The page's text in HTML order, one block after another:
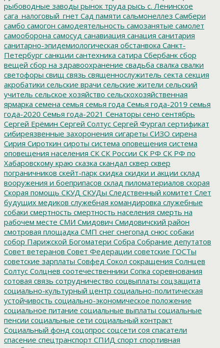
рыбоводные заводы рынок труда рысь с. Ленинское
сага_налоговый_гнет Сад памяти сальмонеллез Самбери
самбо самогон самодеятельность самозанятые самолет
самооборона самосуд санавиация санация санитария
санитарно-эпидемиологическая обстанвока Санкт-
Петербург санкции сантехника сатира Сбербанк сбор
вещей сбор на здравоохранение свадьба свалка свалки
светофоры свищ связь священнослужитель секта секция
акробатики сельские врачи сельские жители сельский
учитель сельское хозяйство сельскохозяйственная
ярмарка семена семья семья года Семья года-2019 семья
года-2020 Семья года-2021 Сенаторы сено сентябрь
Сергей Ерёмин Сергей Солтус Сергей Фургал сертификат
сибиреязвенные захоронения сигареты СИЗО сирена
Сирия Сироткин сироты система оповещения система
оповещения населения СК СК России СК РФ СК РФ по
Хабаровскому краю сказка скандал сквер сквер
пограничников скейт-парк скидка скидки и акции склад
вооружения и боеприпасов склад пиломатериалов скорая
Скорая помощь СКУД СКУДы Следственный комитет Слет
будущих медиков служебная командировка служебные
собаки смертность смертность населения смерть на
рабочем месте СМИ Смидович Смидовичский район
смотровая площадка СМП снег снегопад снюс собаки
собор Парижской Богоматери Собра Собрание депутатов
Совет ветеранов Совет Федерации советские ГОСТы
советские зарплаты Совфед Сокол сокращения Солнцев
Солтус Солцнев соотечественники Сопка соревнования
сотовая связь сотрудничество соцвыплаты соцзащита
социально-культурный центр социально-политическая
устойчивость социально-экономическое положение
социальное питание социальные выплаты социальные
пенсии социальные сети социальный контракт
Социальный фонд соцопрос соцсети соя спасатели
спасение спецтранспорт СПИД спорт спортивная